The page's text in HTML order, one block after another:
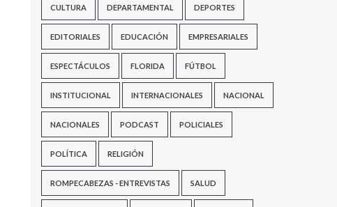
CULTURA DEPARTAMENTAL DEPORTES
EDITORIALES EDUCACIÓN EMPRESARIALES
ESPECTÁCULOS FLORIDA FÚTBOL
INSTITUCIONAL INTERNACIONALES NACIONAL
NACIONALES PODCAST POLICIALES
POLÍTICA RELIGIÓN
ROMPECABEZAS - ENTREVISTAS SALUD